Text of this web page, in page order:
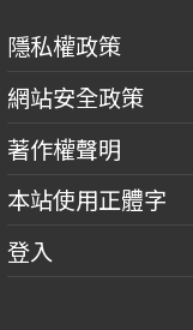
隱私權政策
網站安全政策
著作權聲明
本站使用正體字
登入